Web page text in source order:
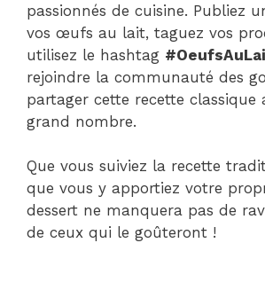
passionnés de cuisine. Publiez
vos œufs au lait, taguez vos
utilisez le hashtag
rejoindre la communauté des
partager cette recette classique
grand nombre.
Que vous suiviez la recette
que vous y apportiez votre
dessert ne manquera pas de
de ceux qui le goûteront !